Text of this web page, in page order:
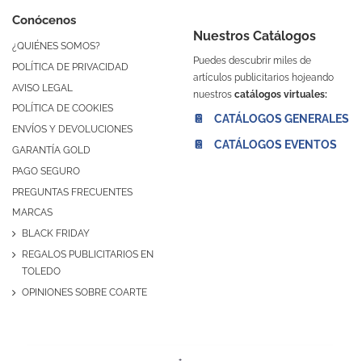
Conócenos
¿QUIÉNES SOMOS?
POLÍTICA DE PRIVACIDAD
AVISO LEGAL
POLÍTICA DE COOKIES
ENVÍOS Y DEVOLUCIONES
GARANTÍA GOLD
PAGO SEGURO
PREGUNTAS FRECUENTES
MARCAS
BLACK FRIDAY
REGALOS PUBLICITARIOS EN
TOLEDO
OPINIONES SOBRE COARTE
Nuestros Catálogos
Puedes descubrir miles de
artículos publicitarios hojeando
nuestros catálogos virtuales:
📔 CATÁLOGOS GENERALES
📔 CATÁLOGOS EVENTOS